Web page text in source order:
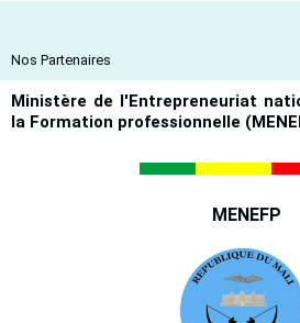
contenu
Nos Partenaires
Ministère de l'Entrepreneuriat
la Formation professionnelle
MENEFP